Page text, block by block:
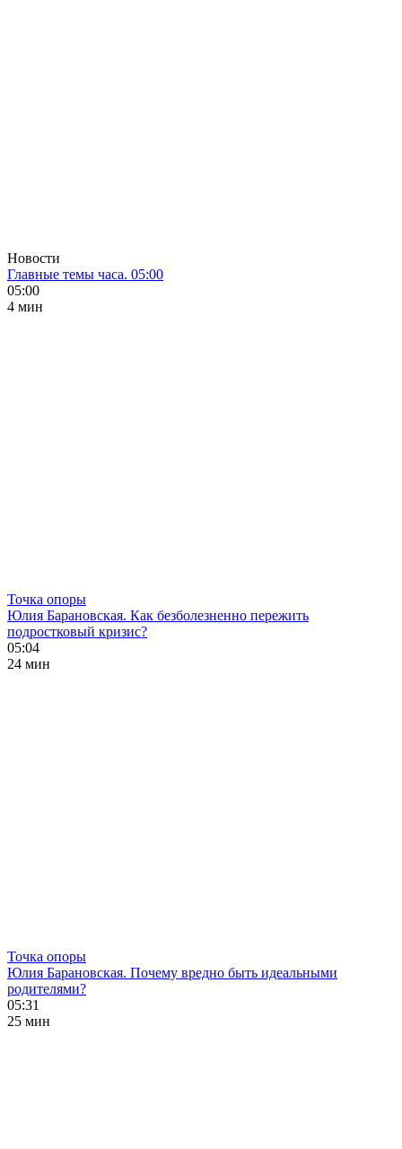
Новости
Главные темы часа. 05:00
05:00
4 мин
Точка опоры
Юлия Барановская. Как безболезненно пережить
подростковый кризис?
05:04
24 мин
Точка опоры
Юлия Барановская. Почему вредно быть идеальными
родителями?
05:31
25 мин